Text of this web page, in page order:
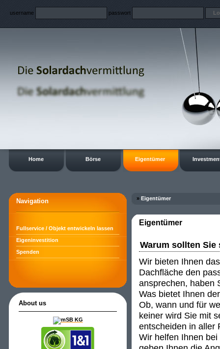
username passwort
Home Börse Eigentümer
Navigation
Fullservice / Objekt entwickeln lassen
Eigeninvestition
Spenden
About us
» Eigentümer
Eigentümer
Warum sollten
Wir bieten Ihnen
Dachfläche den
ansprechen, haben
Was bietet Ihnen
Ob, wann und für
keiner wird Sie mit
entscheiden in aller
Wir helfen Ihnen